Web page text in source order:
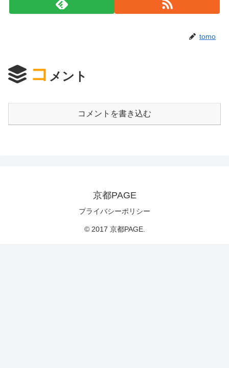
tomo
コ メント
コメントを書き込む
京都PAGE
プライバシーポリシー
© 2017 京都PAGE.